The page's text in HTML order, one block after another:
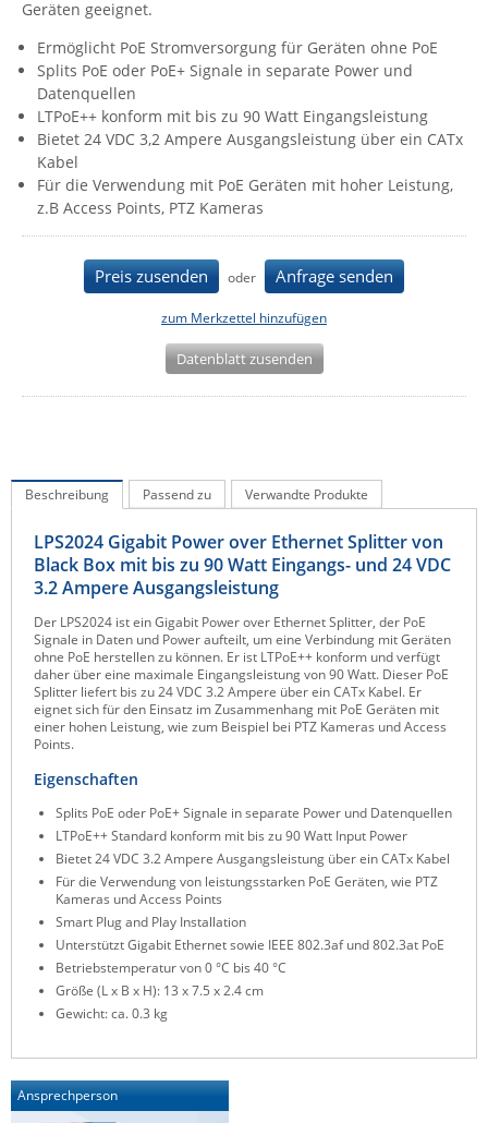
HW group
Icron
IEC Lock
Ihse
Kerlink
Kramer Electronics
KVM TEC
Panorama Antennas
Power Kingdom
Poynting
Raritan
Riello UPS
Server Technology
Siretta
Sunbird
Tactical Software
TEKTELIC
Teltonika
Unwired Networks
Vision
WATTECO
Yuasa
ZPE Systems
Geräten geeignet.
Ermöglicht PoE Stromversorgung für Geräten ohne PoE
Splits PoE oder PoE+ Signale in separate Power und
Datenquellen
LTPoE++ konform mit bis zu 90 Watt Eingangsleistung
Bietet 24 VDC 3,2 Ampere Ausgangsleistung über ein CATx
Kabel
Für die Verwendung mit PoE Geräten mit hoher Leistung,
z.B Access Points, PTZ Kameras
Preis zusenden oder Anfrage senden
zum Merkzettel hinzufügen
Datenblatt zusenden
Beschreibung Passend zu Verwandte Produkte
LPS2024 Gigabit Power over Ethernet Splitter von
Black Box mit bis zu 90 Watt Eingangs- und 24 VDC
3.2 Ampere Ausgangsleistung
Der LPS2024 ist ein Gigabit Power over Ethernet Splitter, der PoE
Signale in Daten und Power aufteilt, um eine Verbindung mit Geräten
ohne PoE herstellen zu können. Er ist LTPoE++ konform und verfügt
daher über eine maximale Eingangsleistung von 90 Watt. Dieser PoE
Splitter liefert bis zu 24 VDC 3.2 Ampere über ein CATx Kabel. Er
eignet sich für den Einsatz im Zusammenhang mit PoE Geräten mit
einer hohen Leistung, wie zum Beispiel bei PTZ Kameras und Access
Points.
Eigenschaften
Splits PoE oder PoE+ Signale in separate Power und Datenquellen
LTPoE++ Standard konform mit bis zu 90 Watt Input Power
Bietet 24 VDC 3.2 Ampere Ausgangsleistung über ein CATx Kabel
Für die Verwendung von leistungsstarken PoE Geräten, wie PTZ
Kameras und Access Points
Smart Plug and Play Installation
Unterstützt Gigabit Ethernet sowie IEEE 802.3af und 802.3at PoE
Betriebstemperatur von 0 °C bis 40 °C
Größe (L x B x H): 13 x 7.5 x 2.4 cm
Gewicht: ca. 0.3 kg
Ansprechperson